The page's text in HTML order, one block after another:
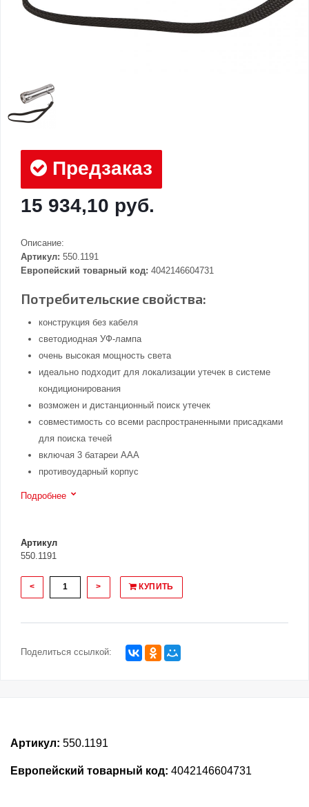
Предзаказ
15 934,10 руб.
Описание:
Артикул: 550.1191
Европейский товарный код: 4042146604731
Потребительские свойства:
конструкция без кабеля
светодиодная УФ-лампа
очень высокая мощность света
идеально подходит для локализации утечек в системе
кондиционирования
возможен и дистанционный поиск утечек
совместимость со всеми распространенными присадками
для поиска течей
включая 3 батареи AAA
противоударный корпус
Подробнее
Артикул
550.1191
< > КУПИТЬ
Поделиться ссылкой:
Артикул: 550.1191
Европейский товарный код: 4042146604731